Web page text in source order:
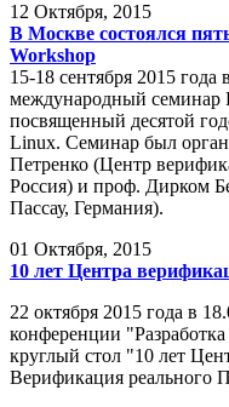
12 Октября, 2015
В Москве состоялся
Workshop
15-18 сентября 2015
международный семинар
посвященный десятой
Linux. Семинар был
Петренко (Центр
Россия) и проф. Дирком
Пассау, Германия).
01 Октября, 2015
10 лет Центра
22 октября 2015 года в
конференции
круглый стол "10 лет
Верификация реального